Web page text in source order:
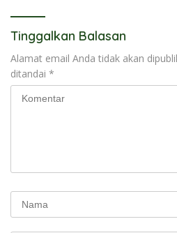
Tinggalkan Balasan
Alamat email Anda tidak akan
ditandai *